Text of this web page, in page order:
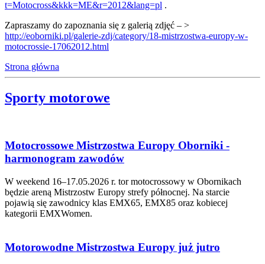
t=Motocross&kkk=ME&r=2012&lang=pl .
Zapraszamy do zapoznania się z galerią zdjęć – >
http://eoborniki.pl/galerie-zdj/category/18-mistrzostwa-europy-w-
motocrossie-17062012.html
Strona główna
Sporty motorowe
Motocrossowe Mistrzostwa Europy Oborniki -
harmonogram zawodów
W weekend 16–17.05.2026 r. tor motocrossowy w Obornikach
będzie areną Mistrzostw Europy strefy północnej. Na starcie
pojawią się zawodnicy klas EMX65, EMX85 oraz kobiecej
kategorii EMXWomen.
Motorowodne Mistrzostwa Europy już jutro